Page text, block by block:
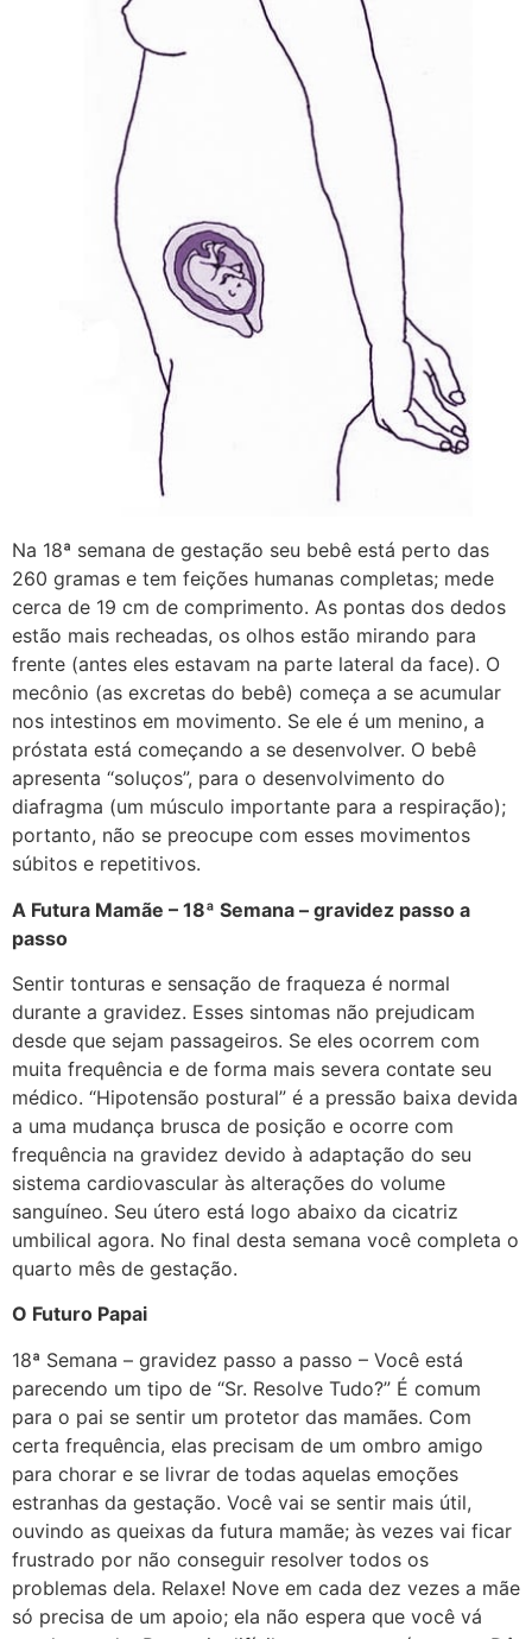
Na 18ª semana de gestação seu bebê está perto das
260 gramas e tem feições humanas completas; mede
cerca de 19 cm de comprimento. As pontas dos dedos
estão mais recheadas, os olhos estão mirando para
frente (antes eles estavam na parte lateral da face). O
mecônio (as excretas do bebê) começa a se acumular
nos intestinos em movimento. Se ele é um menino, a
próstata está começando a se desenvolver. O bebê
apresenta “soluços”, para o desenvolvimento do
diafragma (um músculo importante para a respiração);
portanto, não se preocupe com esses movimentos
súbitos e repetitivos.
A Futura Mamãe – 18ª Semana – gravidez passo a
passo
Sentir tonturas e sensação de fraqueza é normal
durante a gravidez. Esses sintomas não prejudicam
desde que sejam passageiros. Se eles ocorrem com
muita frequência e de forma mais severa contate seu
médico. “Hipotensão postural” é a pressão baixa devida
a uma mudança brusca de posição e ocorre com
frequência na gravidez devido à adaptação do seu
sistema cardiovascular às alterações do volume
sanguíneo. Seu útero está logo abaixo da cicatriz
umbilical agora. No final desta semana você completa o
quarto mês de gestação.
O Futuro Papai
18ª Semana – gravidez passo a passo – Você está
parecendo um tipo de “Sr. Resolve Tudo?” É comum
para o pai se sentir um protetor das mamães. Com
certa frequência, elas precisam de um ombro amigo
para chorar e se livrar de todas aquelas emoções
estranhas da gestação. Você vai se sentir mais útil,
ouvindo as queixas da futura mamãe; às vezes vai ficar
frustrado por não conseguir resolver todos os
problemas dela. Relaxe! Nove em cada dez vezes a mãe
só precisa de um apoio; ela não espera que você vá